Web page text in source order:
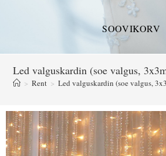
SOOVIKORV
Led valguskardin (soe valgus,
> Rent > Led valguskardin (soe valgus,